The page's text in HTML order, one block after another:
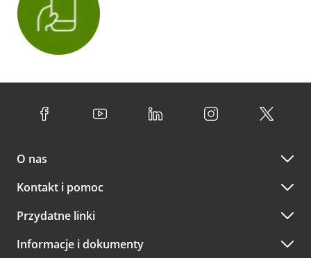
O nas
Kontakt i pomoc
Przydatne linki
Informacje i dokumenty